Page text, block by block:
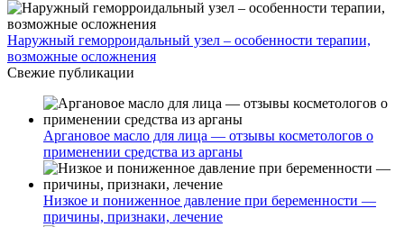
Наружный геморроидальный узел – особенности терапии,
возможные осложнения
Свежие публикации
Аргановое масло для лица — отзывы косметологов о
применении средства из арганы
Низкое и пониженное давление при беременности —
причины, признаки, лечение